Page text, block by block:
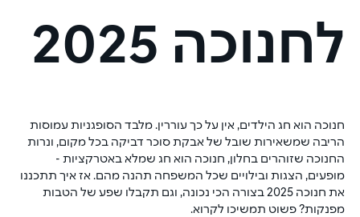
לחנוכה 2025
חנוכה הוא חג הילדים, אין על כך עוררין. מלבד הסופגניות עמוסות
הריבה שמשאירות שובל של אבקת סוכר דביקה בכל מקום, ונרות
החנוכה שזוהרים בחלון, חנוכה הוא חג שמלא באטרקציות -
מופעים, הצגות ובילויים שכל המשפחה תהנה מהם. אז איך תתכננו
את חנוכה 2025 בצורה הכי נכונה, וגם תקבלו שפע של הטבות
מפנקות? פשוט תמשיכו לקרוא.